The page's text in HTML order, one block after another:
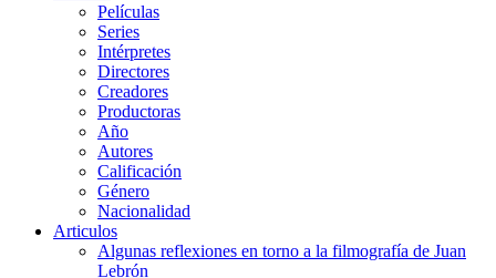
Películas
Series
Intérpretes
Directores
Creadores
Productoras
Año
Autores
Calificación
Género
Nacionalidad
Articulos
Algunas reflexiones en torno a la filmografía de Juan
Lebrón